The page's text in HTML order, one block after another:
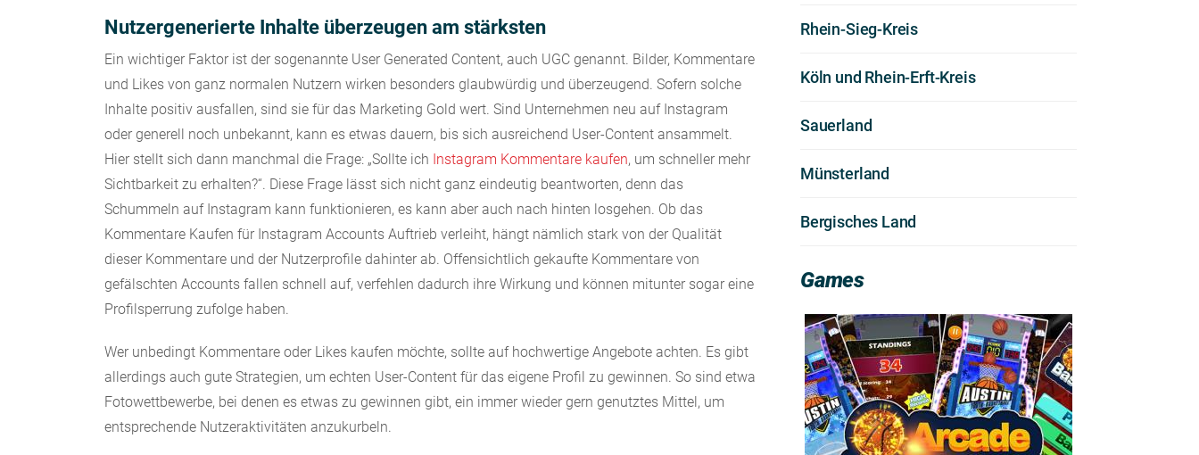
Nutzergenerierte Inhalte überzeugen am stärksten
Ein wichtiger Faktor ist der sogenannte User Generated Content, auch UGC genannt. Bilder, Kommentare
und Likes von ganz normalen Nutzern wirken besonders glaubwürdig und überzeugend. Sofern solche
Inhalte positiv ausfallen, sind sie für das Marketing Gold wert. Sind Unternehmen neu auf Instagram
oder generell noch unbekannt, kann es etwas dauern, bis sich ausreichend User-Content ansammelt.
Hier stellt sich dann manchmal die Frage: „Sollte ich Instagram Kommentare kaufen, um schneller mehr
Sichtbarkeit zu erhalten?“. Diese Frage lässt sich nicht ganz eindeutig beantworten, denn das
Schummeln auf Instagram kann funktionieren, es kann aber auch nach hinten losgehen. Ob das
Kommentare Kaufen für Instagram Accounts Auftrieb verleiht, hängt nämlich stark von der Qualität
dieser Kommentare und der Nutzerprofile dahinter ab. Offensichtlich gekaufte Kommentare von
gefälschten Accounts fallen schnell auf, verfehlen dadurch ihre Wirkung und können mitunter sogar eine
Profilsperrung zufolge haben.
Wer unbedingt Kommentare oder Likes kaufen möchte, sollte auf hochwertige Angebote achten. Es gibt
allerdings auch gute Strategien, um echten User-Content für das eigene Profil zu gewinnen. So sind etwa
Fotowettbewerbe, bei denen es etwas zu gewinnen gibt, ein immer wieder gern genutztes Mittel, um
entsprechende Nutzeraktivitäten anzukurbeln.
Rhein-Sieg-Kreis
Köln und Rhein-Erft-Kreis
Sauerland
Münsterland
Bergisches Land
Games